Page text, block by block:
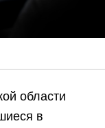
области
в